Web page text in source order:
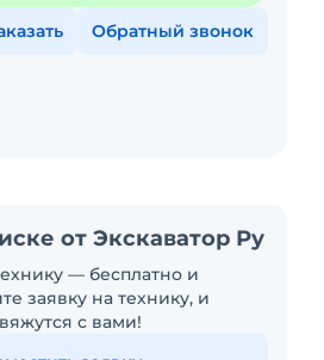
Обратный звонок
от Экскаватор Ру
— бесплатно и
заявку на технику, и
с вами!